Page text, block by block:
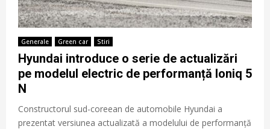
Generale Green car Stiri
Hyundai introduce o serie de actualizări
pe modelul electric de performanță Ioniq 5
N
Constructorul sud-coreean de automobile Hyundai a
prezentat versiunea actualizată a modelului de performanță